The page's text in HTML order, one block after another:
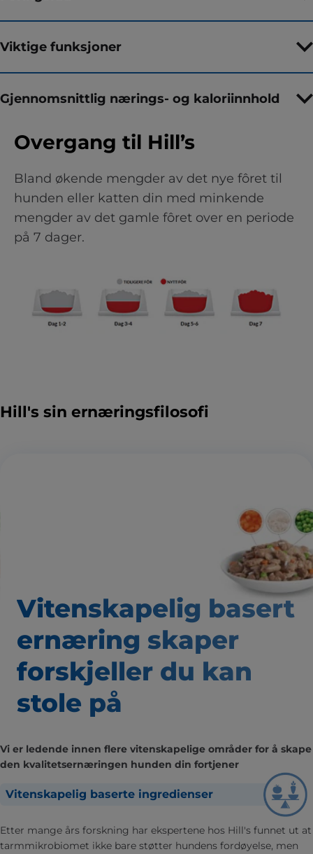
Viktige funksjoner
Gjennomsnittlig nærings- og kaloriinnhold
Overgang til Hill’s
Bland økende mengder av det nye fôret til
hunden eller katten din med minkende
mengder av det gamle fôret over en periode
på 7 dager.
Hill's sin ernæringsfilosofi
Vitenskapelig basert
ernæring skaper
forskjeller du kan
stole på
Vi er ledende innen flere vitenskapelige områder for å skape
den kvalitetsernæringen hunden din fortjener
Vitenskapelig baserte ingredienser
Etter mange års forskning har ekspertene hos Hill's funnet ut at
tarmmikrobiomet ikke bare støtter hundens fordøyelse, men